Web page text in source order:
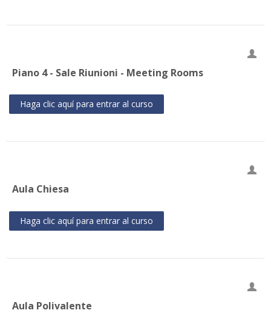
Piano 4 - Sale Riunioni - Meeting Rooms
Haga clic aquí para entrar al curso
Aula Chiesa
Haga clic aquí para entrar al curso
Aula Polivalente